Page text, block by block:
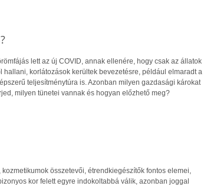
lett az új COVID, annak ellenére, hogy csak az állatok
korlátozások kerültek bevezetésre, például elmaradt a
teljesítménytúra is. Azonban milyen gazdasági károkat
milyen tünetei vannak és hogyan előzhető meg?
összetevői, étrendkiegészítők fontos elemei,
kor felett egyre indokoltabbá válik, azonban joggal